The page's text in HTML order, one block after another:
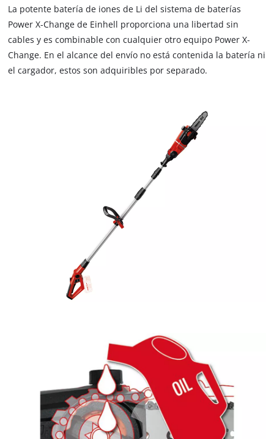
La potente batería de iones de Li del sistema de baterías
Power X-Change de Einhell proporciona una libertad sin
cables y es combinable con cualquier otro equipo Power X-
Change. En el alcance del envío no está contenida la batería ni
el cargador, estos son adquiribles por separado.